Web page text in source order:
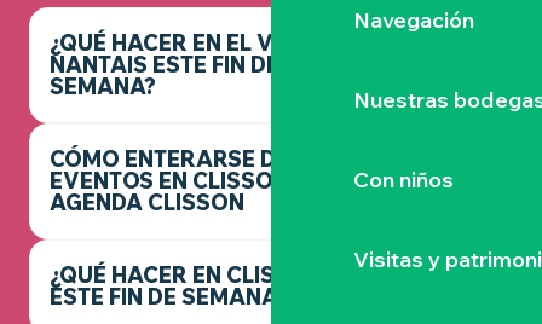
Navegación
Nuestras
Con niños
Visitas y
¿QUÉ HACER EN EL VIGNOBLE
NANTAIS ESTE FIN DE
SEMANA?
CÓMO ENTERARSE DE LOS
EVENTOS EN CLISSON -
AGENDA CLISSON
¿QUÉ HACER EN CLISSON
ESTE FIN DE SEMANA?